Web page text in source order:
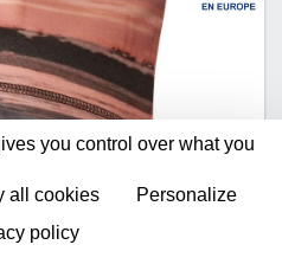
AVEC SUBLIMATION
you control over what you
all cookies
Personalize
policy